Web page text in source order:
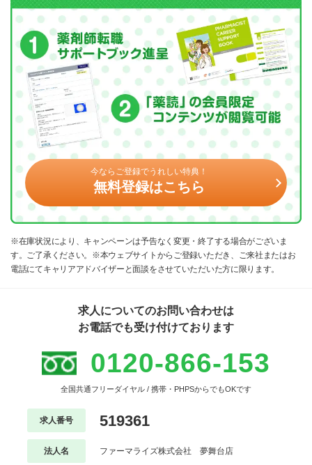
今ならご登録でうれしい特典！
無料登録はこちら
※在庫状況により、キャンペーンは予告なく変更・終了する場合がございま
す。ご了承ください。※本ウェブサイトからご登録いただき、ご来社またはお
電話にてキャリアアドバイザーと面談をさせていただいた方に限ります。
求人についてのお問い合わせは
お電話でも受け付けております
0120-866-153
全国共通フリーダイヤル / 携帯・PHPSからでもOKです
求人番号 519361
法人名 ファーマライズ株式会社 夢舞台店